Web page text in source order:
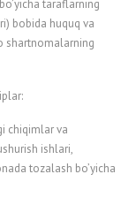
taraflarning
bobida huquq va
shartnomalarning
chiqimlar va
ishlari,
tozalash bo’yicha